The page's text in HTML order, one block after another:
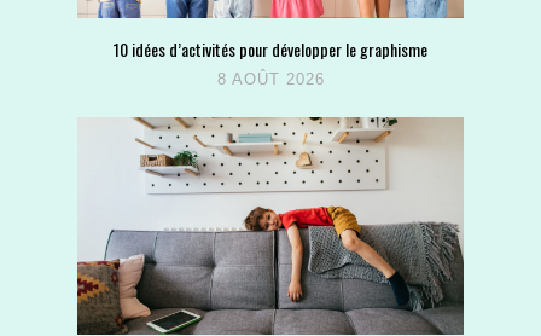
10 idées d’activités pour développer le graphisme
8 AOÛT 2026